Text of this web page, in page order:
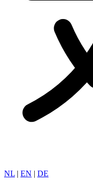
NL | EN | DE